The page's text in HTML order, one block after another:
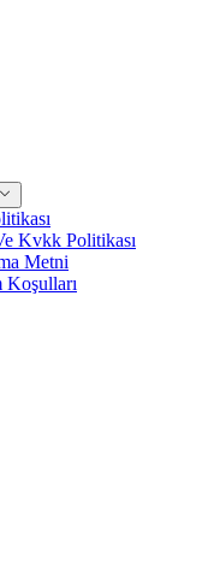
Kvkk Politikası
Metni
Koşulları